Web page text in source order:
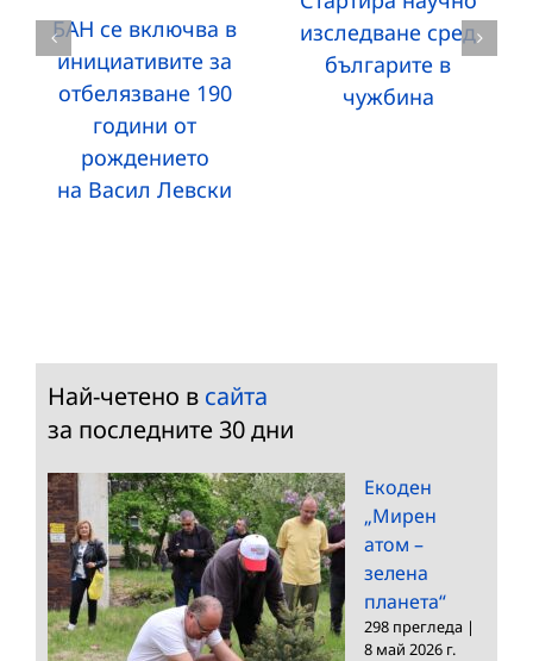
БАН се включва в
инициативите за
отбелязване 190
години от
рождението
на Васил Левски
изследване сред
българите в
чужбина
Най-четено в сайта
за последните 30 дни
Екоден
„Мирен
атом –
зелена
планета“
298 прегледа |
8 май 2026 г.